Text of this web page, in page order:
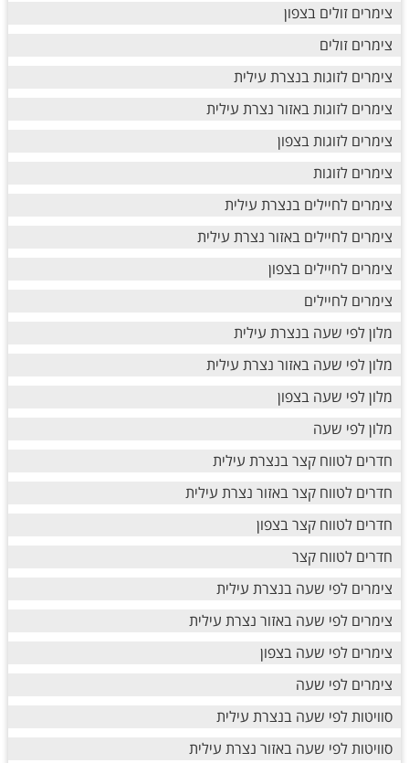
צימרים זולים בצפון
צימרים זולים
צימרים לזוגות בנצרת עילית
צימרים לזוגות באזור נצרת עילית
צימרים לזוגות בצפון
צימרים לזוגות
צימרים לחיילים בנצרת עילית
צימרים לחיילים באזור נצרת עילית
צימרים לחיילים בצפון
צימרים לחיילים
מלון לפי שעה בנצרת עילית
מלון לפי שעה באזור נצרת עילית
מלון לפי שעה בצפון
מלון לפי שעה
חדרים לטווח קצר בנצרת עילית
חדרים לטווח קצר באזור נצרת עילית
חדרים לטווח קצר בצפון
חדרים לטווח קצר
צימרים לפי שעה בנצרת עילית
צימרים לפי שעה באזור נצרת עילית
צימרים לפי שעה בצפון
צימרים לפי שעה
סוויטות לפי שעה בנצרת עילית
סוויטות לפי שעה באזור נצרת עילית